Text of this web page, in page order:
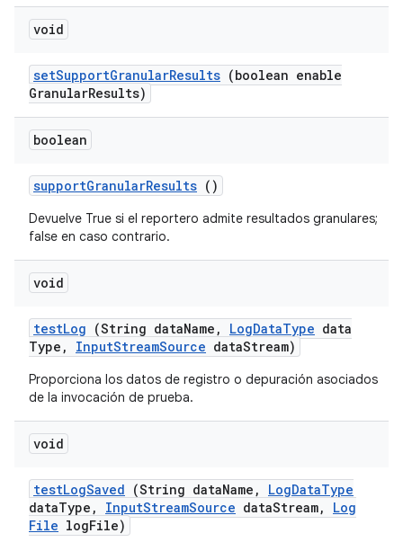
void
setSupportGranularResults (boolean enable
GranularResults)
boolean
supportGranularResults ()
Devuelve True si el reportero admite resultados granulares;
false en caso contrario.
void
testLog (String dataName , LogDataType data
Type , InputStreamSource dataStream)
Proporciona los datos de registro o depuración asociados
de la invocación de prueba.
void
testLogSaved (String dataName , LogDataType
dataType , InputStreamSource dataStream,
Log
File logFile)